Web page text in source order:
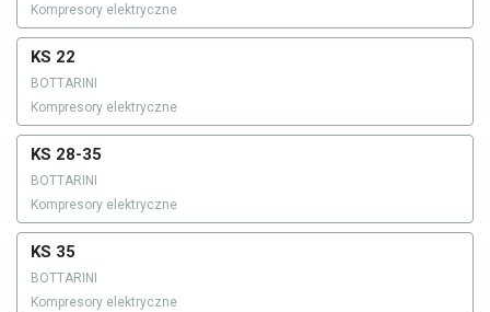
Kompresory elektryczne
KS 22
BOTTARINI
Kompresory elektryczne
KS 28-35
BOTTARINI
Kompresory elektryczne
KS 35
BOTTARINI
Kompresory elektryczne